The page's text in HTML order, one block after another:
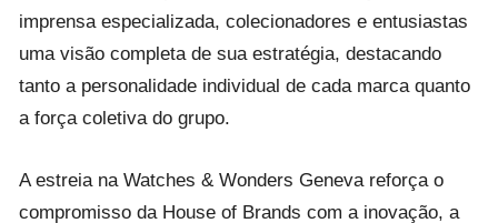
imprensa especializada, colecionadores e entusiastas
uma visão completa de sua estratégia, destacando
tanto a personalidade individual de cada marca quanto
a força coletiva do grupo.
A estreia na Watches & Wonders Geneva reforça o
compromisso da House of Brands com a inovação, a